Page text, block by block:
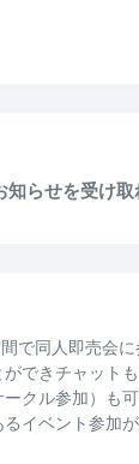
知らせを受け
で同人即売会
できチャット
クル参加）も可
イベント参加